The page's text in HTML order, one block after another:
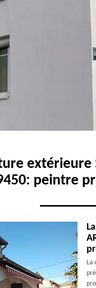
extérieure
peintre
La